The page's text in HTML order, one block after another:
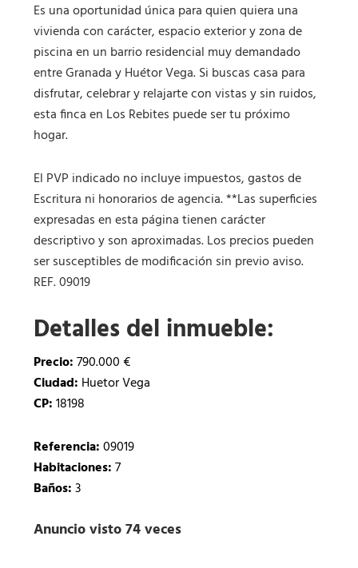
Es una oportunidad única para quien quiera una
vivienda con carácter, espacio exterior y zona de
piscina en un barrio residencial muy demandado
entre Granada y Huétor Vega. Si buscas casa para
disfrutar, celebrar y relajarte con vistas y sin ruidos,
esta finca en Los Rebites puede ser tu próximo
hogar.
El PVP indicado no incluye impuestos, gastos de
Escritura ni honorarios de agencia. **Las superficies
expresadas en esta página tienen carácter
descriptivo y son aproximadas. Los precios pueden
ser susceptibles de modificación sin previo aviso.
REF. 09019
Detalles del inmueble:
Precio:790.000 €
Ciudad: Huetor Vega
CP:18198
Referencia:09019
Habitaciones:7
Baños:3
Anuncio visto 74 veces